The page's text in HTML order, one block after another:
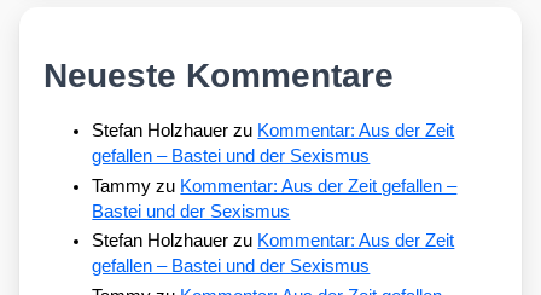
Neueste Kommentare
Stefan Holzhauer zu Kommentar: Aus der Zeit
gefallen – Bastei und der Sexismus
Tammy zu Kommentar: Aus der Zeit gefallen –
Bastei und der Sexismus
Stefan Holzhauer zu Kommentar: Aus der Zeit
gefallen – Bastei und der Sexismus